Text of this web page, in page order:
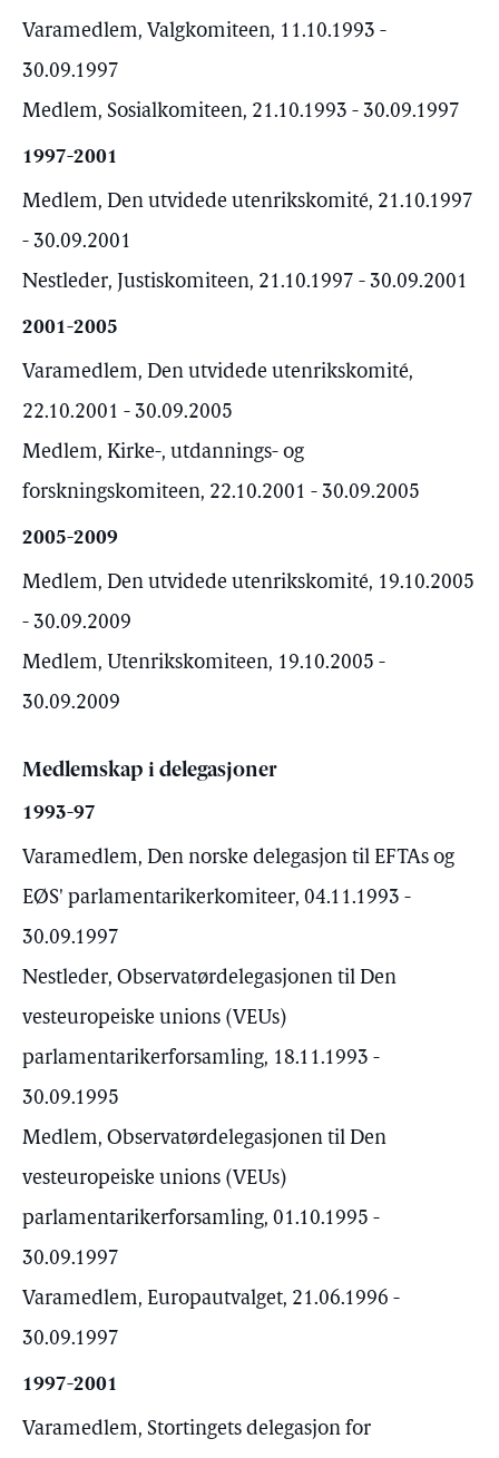
Varamedlem, Valgkomiteen, 11.10.1993 -
30.09.1997
Medlem, Sosialkomiteen, 21.10.1993 - 30.09.1997
1997-2001
Medlem, Den utvidede utenrikskomité, 21.10.1997
- 30.09.2001
Nestleder, Justiskomiteen, 21.10.1997 - 30.09.2001
2001-2005
Varamedlem, Den utvidede utenrikskomité,
22.10.2001 - 30.09.2005
Medlem, Kirke-, utdannings- og
forskningskomiteen, 22.10.2001 - 30.09.2005
2005-2009
Medlem, Den utvidede utenrikskomité, 19.10.2005
- 30.09.2009
Medlem, Utenrikskomiteen, 19.10.2005 -
30.09.2009
Medlemskap i delegasjoner
1993-97
Varamedlem, Den norske delegasjon til EFTAs og
EØS' parlamentarikerkomiteer, 04.11.1993 -
30.09.1997
Nestleder, Observatørdelegasjonen til Den
vesteuropeiske unions (VEUs)
parlamentarikerforsamling, 18.11.1993 -
30.09.1995
Medlem, Observatørdelegasjonen til Den
vesteuropeiske unions (VEUs)
parlamentarikerforsamling, 01.10.1995 -
30.09.1997
Varamedlem, Europautvalget, 21.06.1996 -
30.09.1997
1997-2001
Varamedlem, Stortingets delegasjon for